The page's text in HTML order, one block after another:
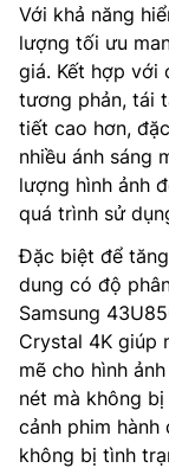
Với khả năng
lượng tối ưu
giá. Kết hợp với
tương phản, tái
tiết cao hơn,
nhiều ánh sáng
lượng hình ảnh
quá trình sử
Đặc biệt để
dung có độ
Samsung
Crystal 4K giúp
mẽ cho hình
nét mà không
cảnh phim
không bị tình